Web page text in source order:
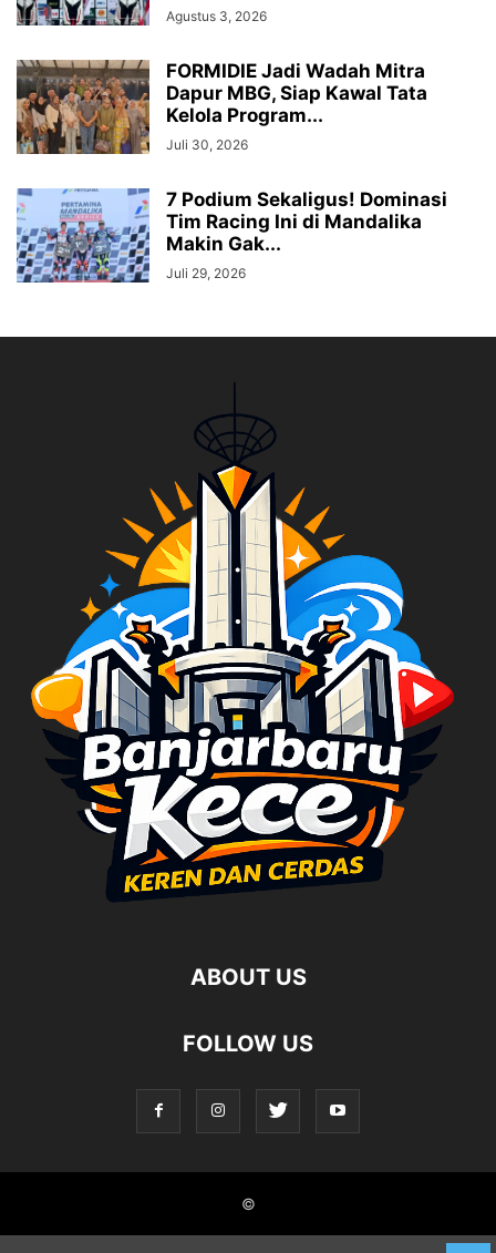
Agustus 3, 2026
FORMIDIE Jadi Wadah Mitra
Dapur MBG, Siap Kawal Tata
Kelola Program...
Juli 30, 2026
7 Podium Sekaligus! Dominasi
Tim Racing Ini di Mandalika
Makin Gak...
Juli 29, 2026
ABOUT US
FOLLOW US
©